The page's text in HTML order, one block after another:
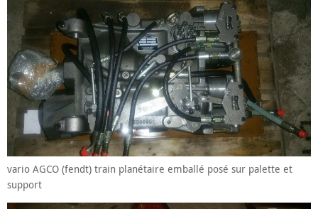
vario AGCO (fendt) train planétaire emballé posé sur palette et
support